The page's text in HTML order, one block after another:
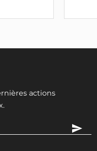
actions